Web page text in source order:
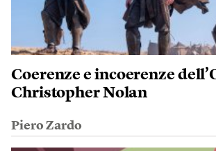
Coerenze e incoerenze
Christopher Nolan
Piero Zardo